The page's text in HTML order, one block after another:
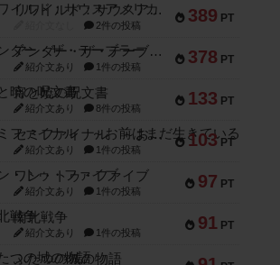
389 PT
リワイルド：サウスアメリカ
2件の投稿
378 PT
アンダー・ザ・テーブラー
紹介文あり 1件の投稿
133 PT
宵と暁の呪文書
紹介文あり 8件の投稿
103 PT
セミファイナル ～お前はまだ生きている～
紹介文あり 1件の投稿
97 PT
ワン・トゥ・ファイブ
紹介文あり 1件の投稿
91 PT
南北戦争
紹介文あり 1件の投稿
ふたつの城の物語